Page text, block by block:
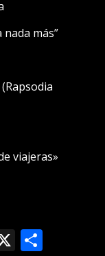
más”
viajeras»
X